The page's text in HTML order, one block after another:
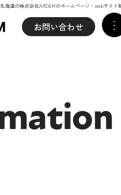
海道の株式会社ARDEMのホームページ・webサイト
お問い合わせ